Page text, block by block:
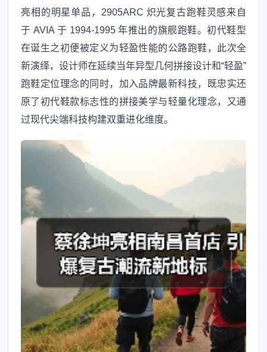
亮相的明星单品，2905ARC 炽光复古跑鞋灵感来自
于 AVIA 于 1994-1995 年推出的旗舰跑鞋。初代鞋型
在诞生之初便被定义为轻盈性能的公路跑鞋，此次全
新演绎，设计师在延续当年异型几何拼接设计和“轻盈”
跑鞋定位理念的同时，加入品牌最新科技，既忠实还
原了初代鞋款标志性的拼接美学与轻量化理念，又通
过现代尖端科技构建双重进化维度。